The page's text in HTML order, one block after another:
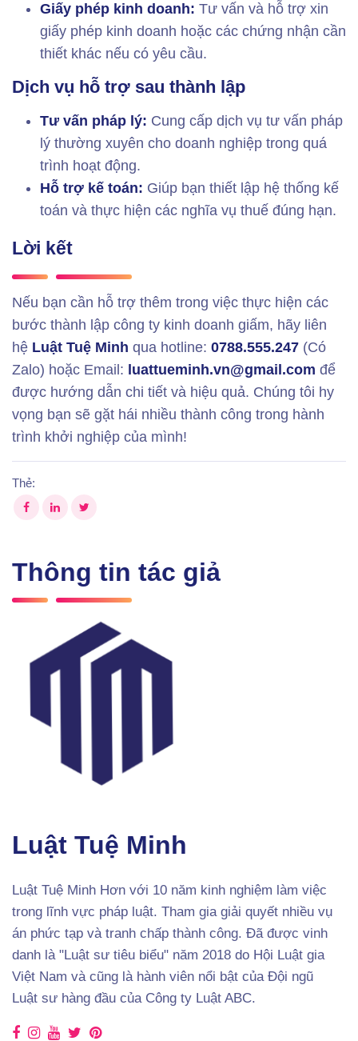
Giấy phép kinh doanh: Tư vấn và hỗ trợ xin
giấy phép kinh doanh hoặc các chứng nhận cần
thiết khác nếu có yêu cầu.
Dịch vụ hỗ trợ sau thành lập
Tư vấn pháp lý: Cung cấp dịch vụ tư vấn pháp
lý thường xuyên cho doanh nghiệp trong quá
trình hoạt động.
Hỗ trợ kế toán: Giúp bạn thiết lập hệ thống kế
toán và thực hiện các nghĩa vụ thuế đúng hạn.
Lời kết
Nếu bạn cần hỗ trợ thêm trong việc thực hiện các
bước thành lập công ty kinh doanh giấm, hãy liên
hệ Luật Tuệ Minh qua hotline: 0788.555.247 (Có
Zalo) hoặc Email: luattueminh.vn@gmail.com để
được hướng dẫn chi tiết và hiệu quả. Chúng tôi hy
vọng bạn sẽ gặt hái nhiều thành công trong hành
trình khởi nghiệp của mình!
Thẻ:
Thông tin tác giả
Luật Tuệ Minh
Luật Tuệ Minh Hơn với 10 năm kinh nghiệm làm việc
trong lĩnh vực pháp luật. Tham gia giải quyết nhiều vụ
án phức tạp và tranh chấp thành công. Đã được vinh
danh là "Luật sư tiêu biểu" năm 2018 do Hội Luật gia
Việt Nam và cũng là hành viên nổi bật của Đội ngũ
Luật sư hàng đầu của Công ty Luật ABC.